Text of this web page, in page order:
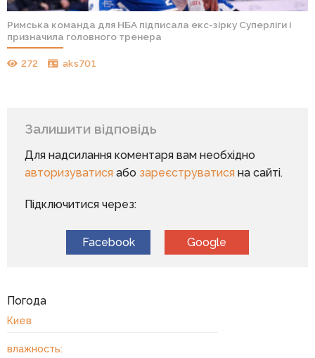
Римська команда для НБА підписала екс-зірку Суперліги і
призначила головного тренера
272 aks701
Залишити відповідь
Для надсилання коментаря вам необхідно
авторизуватисяабо зареєструватисяна сайті.
Підключитися через:
Facebook Google
Погода
Киев
влажность: